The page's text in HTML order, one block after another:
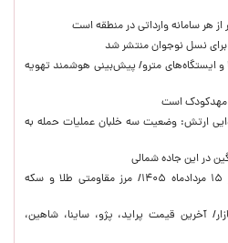
از هر سامانه وارداتی در منطقه است
برای نسل نوجوان منتشر شد
و ایستگاه‌های مترو/ پیش‌بینی هوشمند تهویه
مهدکودک است
ارتش: وضعیت سه خلبان عملیات حمله به
در این جاده شمالی
قیمت جدید طلا و سکه امروز ۱۵ مردادماه ۱۴۰۵/ مرز مقاومتی طلا و سکه
آخرین قیمت پراید، پژو، ساینا، شاهین،